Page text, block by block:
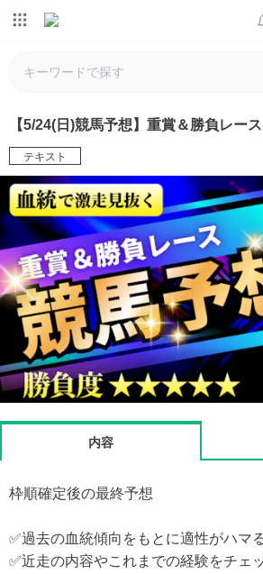
【5/24(日)競馬予想】重賞＆勝負レース
テキスト
内容
枠順確定後の最終予想
✅過去の血統傾向をもとに適性がハマ
✅近走の内容やこれまでの経験をチェ